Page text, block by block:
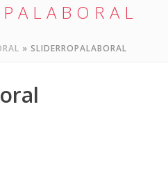
» SLIDERROPALABORAL